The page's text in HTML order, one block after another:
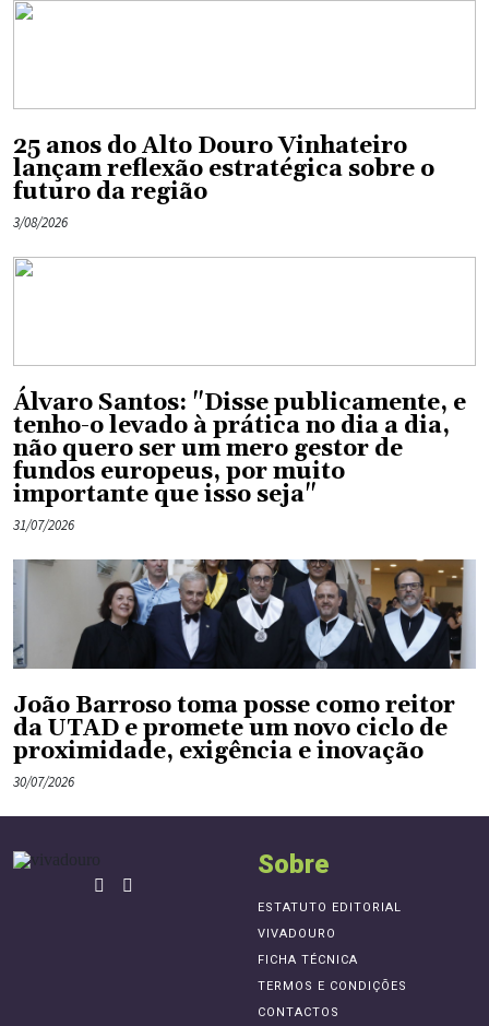
25 anos do Alto Douro Vinhateiro
lançam reflexão estratégica sobre o
futuro da região
3/08/2026
Álvaro Santos: "Disse publicamente, e
tenho-o levado à prática no dia a dia,
não quero ser um mero gestor de
fundos europeus, por muito
importante que isso seja"
31/07/2026
João Barroso toma posse como reitor
da UTAD e promete um novo ciclo de
proximidade, exigência e inovação
30/07/2026
Sobre
ESTATUTO EDITORIAL
VIVADOURO
FICHA TÉCNICA
TERMOS E CONDIÇÕES
CONTACTOS